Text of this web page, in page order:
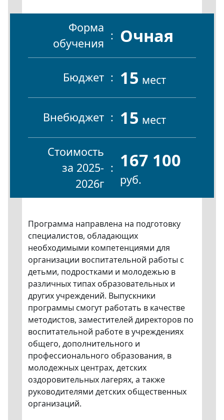
Форма
обучения
Очная
Бюджет 15 мест
Внебюджет 15 мест
Стоимость
за 2025-
2026г
167 100
руб.
Программа направлена на подготовку
специалистов, обладающих
необходимыми компетенциями для
организации воспитательной работы с
детьми, подростками и молодежью в
различных типах образовательных и
других учреждений. Выпускники
программы смогут работать в качестве
методистов, заместителей директоров по
воспитательной работе в учреждениях
общего, дополнительного и
профессионального образования, в
молодежных центрах, детских
оздоровительных лагерях, а также
руководителями детских общественных
организаций.